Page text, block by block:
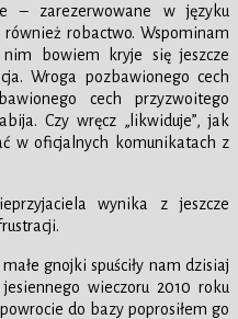
– zarezerwowane w języku
robactwo. Wspominam
bowiem kryje się jeszcze
Wroga pozbawionego cech
cech przyzwoitego
Czy wręcz „likwiduje”, jak
w oficjalnych komunikatach z
wynika z jeszcze
gnojki spuściły nam dzisiaj
wieczoru 2010 roku
do bazy poprosiłem go